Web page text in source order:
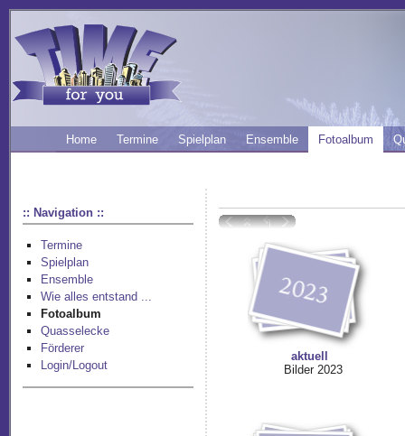
Home Termine Spielplan Ensemble Fotoalbum
:: Navigation ::
Termine
Spielplan
Ensemble
Wie alles entstand ...
Fotoalbum
Quasselecke
Förderer
Login/Logout
aktuell
Bilder 2023